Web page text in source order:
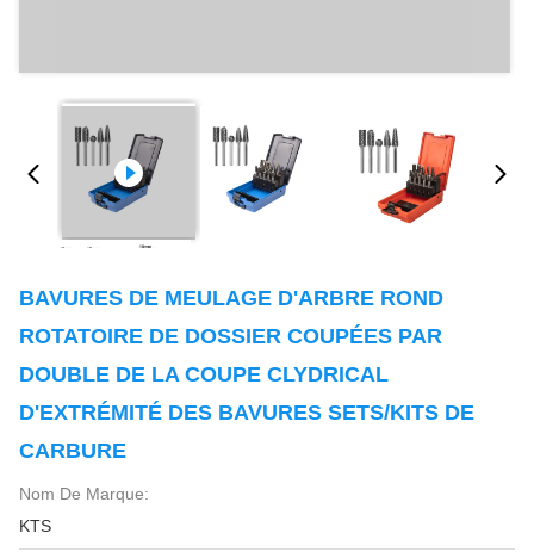
BAVURES DE MEULAGE D'ARBRE ROND
ROTATOIRE DE DOSSIER COUPÉES PAR
DOUBLE DE LA COUPE CLYDRICAL
D'EXTRÉMITÉ DES BAVURES SETS/KITS DE
CARBURE
Nom De Marque:
KTS